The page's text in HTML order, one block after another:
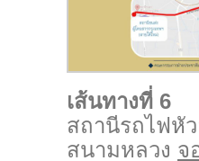
เส้นทางที่ 6
สถานีรถไฟหั
สนามหลวง จ